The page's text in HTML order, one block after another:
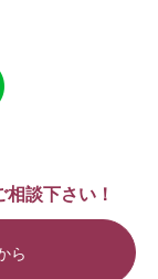
談下さい！
ら